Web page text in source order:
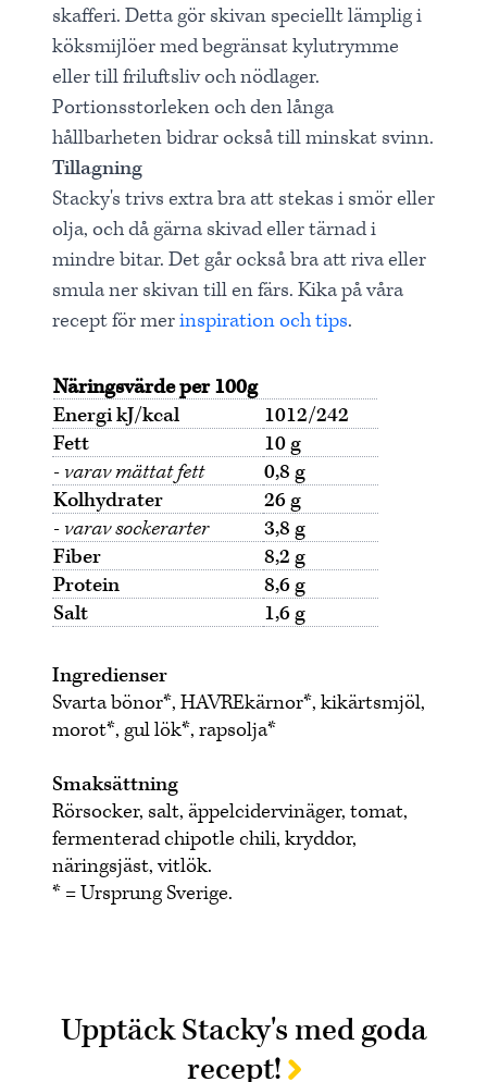
skafferi. Detta gör skivan speciellt lämplig i
köksmijlöer med begränsat kylutrymme
eller till friluftsliv och nödlager.
Portionsstorleken och den långa
hållbarheten bidrar också till minskat svinn.
Tillagning
Stacky's trivs extra bra att stekas i smör eller
olja, och då gärna skivad eller tärnad i
mindre bitar. Det går också bra att riva eller
smula ner skivan till en färs. Kika på våra
recept för merinspiration och tips.
Näringsvärde per 100g
Energi kJ/kcal
1012/242
Fett
10 g
- varav mättat fett
0,8 g
Kolhydrater
26 g
- varav sockerarter
3,8 g
Fiber
8,2 g
Protein
8,6 g
Salt
1,6 g
Ingredienser
Svarta bönor*, HAVREkärnor*, kikärtsmjöl,
morot*, gul lök*, rapsolja*
Smaksättning
Rörsocker, salt, äppelcidervinäger, tomat,
fermenterad chipotle chili, kryddor,
näringsjäst, vitlök.
* = Ursprung Sverige.
Upptäck Stacky's med goda
recept!